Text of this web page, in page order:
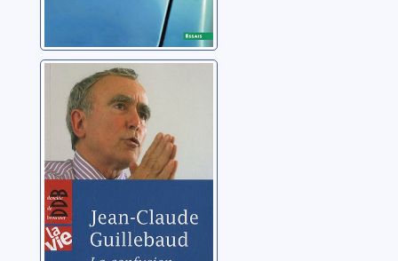
La confusion des
valeurs
Guillebaud, Jean-
Claude